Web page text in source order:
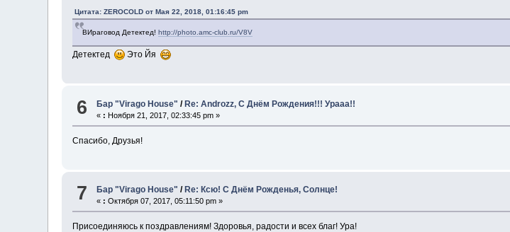
Цитата: ZEROCOLD от Мая 22, 2018, 01:16:45 pm
ВИраговод Детектед!http://photo.amc-club.ru/V8V
Детектед Это Йя
6 Бар "Virago House" /Re: Androzz, С Днём Рождения!!! Урааа!!
« : Ноября 21, 2017, 02:33:45 pm »
Спасибо, Друзья!
7 Бар "Virago House" / Re: Ксю! С Днём Рожденья, Солнце!
« : Октября 07, 2017, 05:11:50 pm »
Присоединяюсь к поздравлениям! Здоровья, радости и всех благ! Ура!